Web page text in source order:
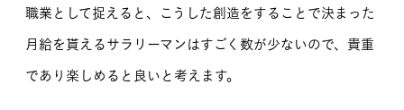
職業として捉えると、こうした創造をすることで決まった
月給を貰えるサラリーマンはすごく数が少ないので、貴重
であり楽しめると良いと考えます。